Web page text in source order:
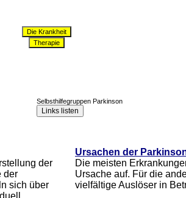
Selbsthilfegruppen Parkinson
der
der
sich über
Ursachen der
Die meisten
Ursache auf. Für die
vielfältige Auslöser in